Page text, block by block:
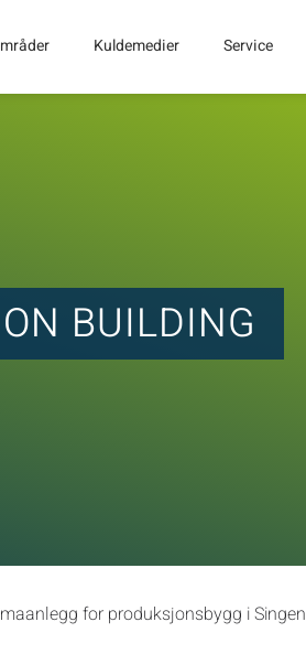
Kuldemedier Service
BUILDING
for produksjonsbygg i Singen